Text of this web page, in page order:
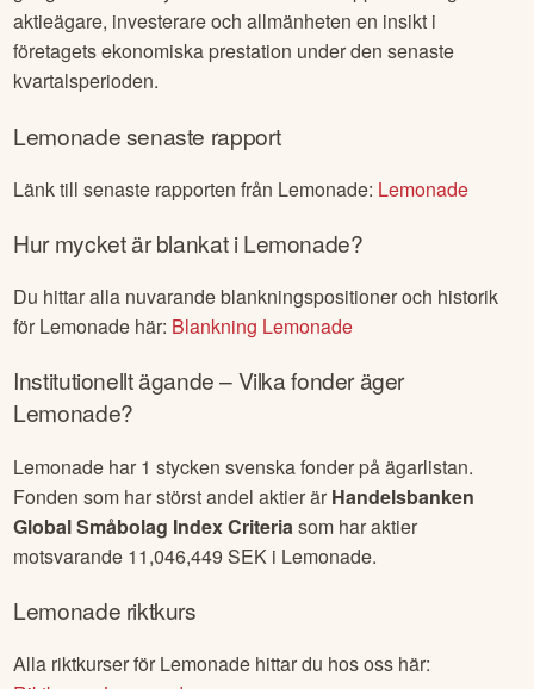
En kvartalsrapport är en finansiell rapport som ett
börsnoterat bolag offentliggör varje kvartal, det vill säga fyra
gånger om året. Syftet med en kvartalsrapport är att ge
företagets ekonomiska prestation under den senaste
Hur mycket är blankat iLemonade?
Du hittar alla nuvarande blankningspositioner och historik
förLemonadehär:
Institutionellt ägande – Vilka fonder äger
Lemonade?
Lemonadehar1 stycken svenska fonder på ägarlistan.
Global Småbolag Index Criteria